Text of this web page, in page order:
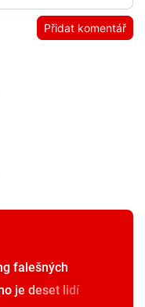
Přidat komentář
falešných
je deset lidí